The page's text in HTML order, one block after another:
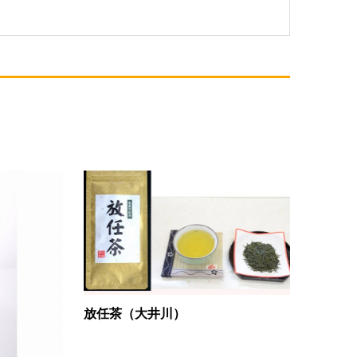
放任茶（大井川）